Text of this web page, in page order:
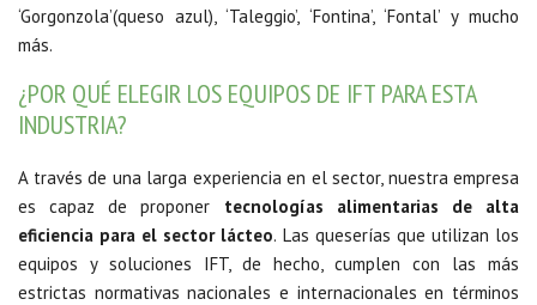
‘Gorgonzola’(queso azul), ‘Taleggio’, ‘Fontina’, ‘Fontal’ y mucho
más.
¿POR QUÉ ELEGIR LOS EQUIPOS DE IFT PARA ESTA
INDUSTRIA?
A través de una larga experiencia en el sector, nuestra empresa
es capaz de proponer tecnologías alimentarias de alta
eficiencia para el sector lácteo. Las queserías que utilizan los
equipos y soluciones IFT, de hecho, cumplen con las más
estrictas normativas nacionales e internacionales en términos